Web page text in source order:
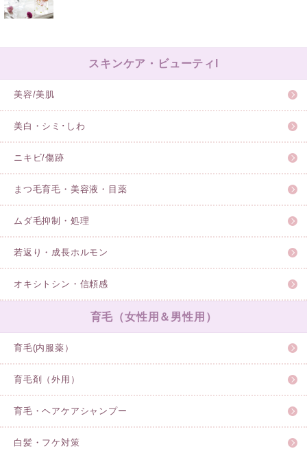
スキンケア・ビューティl
美容/美肌
美白・シミ･しわ
ニキビ/傷跡
まつ毛育毛・美容液・目薬
ムダ毛抑制・処理
若返り・成長ホルモン
オキシトシン・信頼感
育毛（女性用＆男性用）
育毛(内服薬）
育毛剤（外用）
育毛・ヘアケアシャンプー
白髪・フケ対策